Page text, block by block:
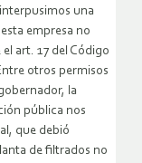
una
empresa no
art. 17 del Código
otros permisos
la
pública nos
que debió
de filtrados no